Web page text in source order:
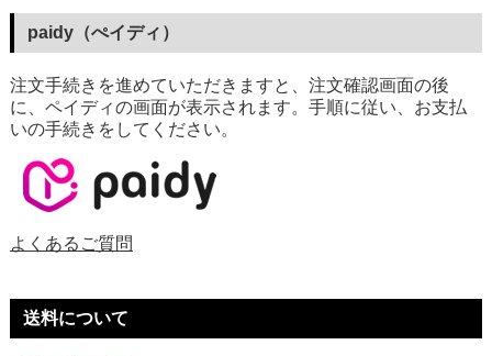
paidy（ぺイディ）
注文手続きを進めていただきますと、注文確認画面の後
に、ペイディの画面が表示されます。手順に従い、お支払
いの手続きをしてください。
よくあるご質問
送料について